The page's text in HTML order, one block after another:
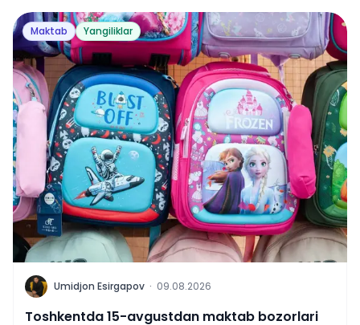
Maktab Yangiliklar
U Umidjon Esirgapov · 09.08.2026
Toshkentda 15-avgustdan maktab bozorlari